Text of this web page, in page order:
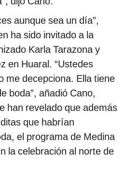
aunque sea un día”,
ha sido invitado a la
Karla Tarazona y
en Huaral. “Ustedes
me decepciona. Ella tiene
boda”, añadió Cano,
han revelado que además
que habrían
el programa de Medina
la celebración al norte de